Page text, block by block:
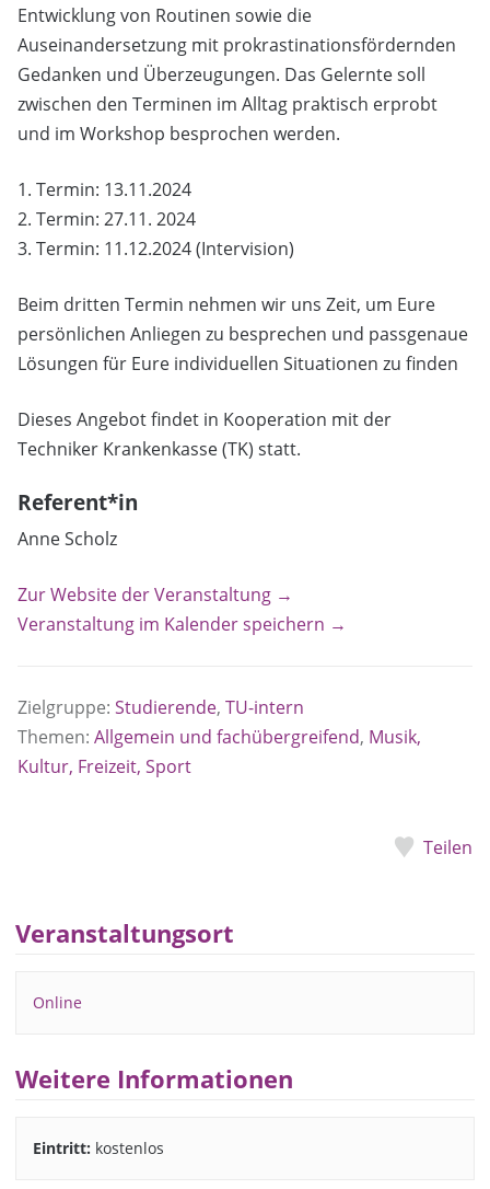
Entwicklung von Routinen sowie die
Auseinandersetzung mit prokrastinationsfördernden
Gedanken und Überzeugungen. Das Gelernte soll
zwischen den Terminen im Alltag praktisch erprobt
und im Workshop besprochen werden.
1. Termin: 13.11.2024
2. Termin: 27.11. 2024
3. Termin: 11.12.2024 (Intervision)
Beim dritten Termin nehmen wir uns Zeit, um Eure
persönlichen Anliegen zu besprechen und passgenaue
Lösungen für Eure individuellen Situationen zu finden
Dieses Angebot findet in Kooperation mit der
Techniker Krankenkasse (TK) statt.
Referent*in
Anne Scholz
Zur Website der Veranstaltung →
Veranstaltung im Kalender speichern →
Zielgruppe: Studierende, TU-intern
Themen: Allgemein und fachübergreifend, Musik,
Kultur, Freizeit, Sport
Teilen
Veranstaltungsort
Online
Weitere Informationen
Eintritt: kostenlos